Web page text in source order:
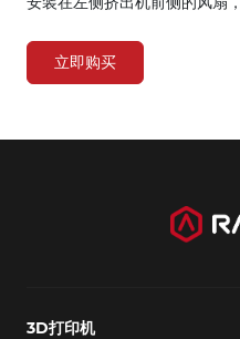
立即购买
3D打印机